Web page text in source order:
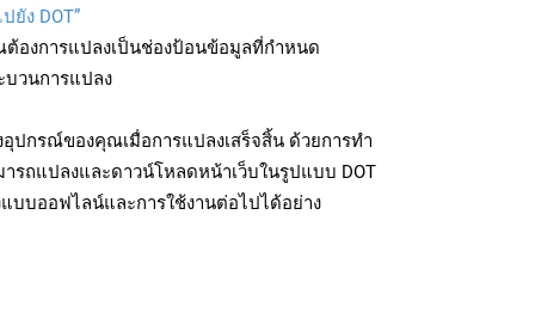
ยัง DOT”
องการแปลงเป็นช่องป้อนข้อมูลที่กำหนด
บวนการแปลง
ปกรณ์ของคุณเมื่อการแปลงเสร็จสิ้น ด้วยการทำ
รถแปลงและดาวน์โหลดหน้าเว็บในรูปแบบ DOT
บบออฟไลน์และการใช้งานต่อไปได้อย่าง